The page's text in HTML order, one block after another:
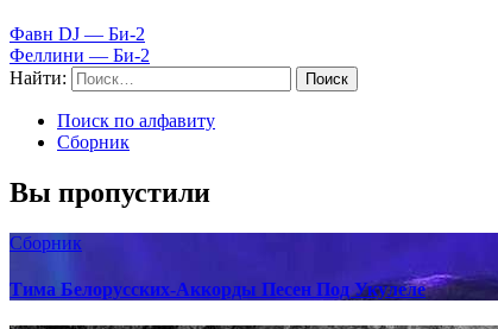
Фавн DJ — Би-2
Феллини — Би-2
Найти:
Поиск по алфавиту
Сборник
Вы пропустили
Сборник
Тима Белорусских-Аккорды Песен Под Укулеле